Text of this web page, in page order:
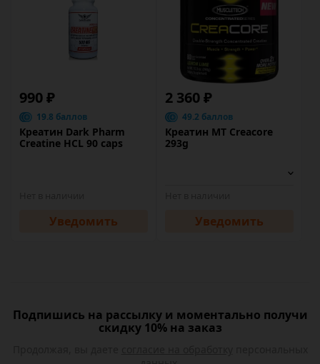
990 ₽
19.8 баллов
Креатин Dark Pharm
Creatine HCL 90 caps
Уведомить
2 360 ₽
49.2 баллов
Креатин MT Creacore
293g
Уведомить
Подпишись на рассылку и моментально получи
скидку 10% на заказ